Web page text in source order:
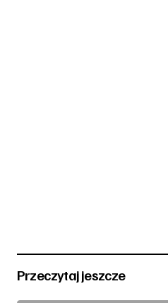
Przeczytaj jeszcze